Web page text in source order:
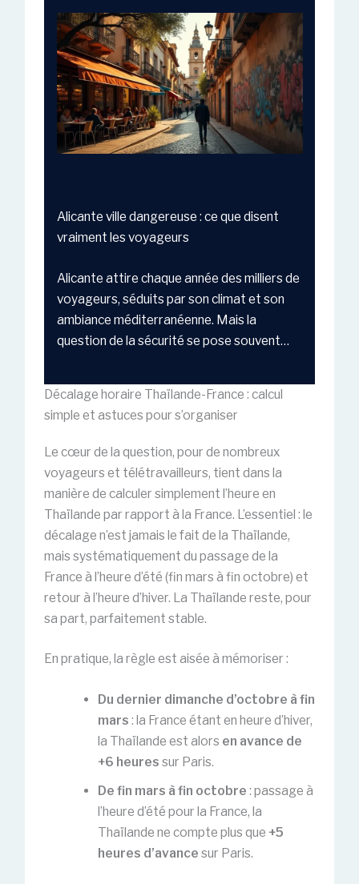
Alicante ville dangereuse : ce que disent
vraiment les voyageurs
Alicante attire chaque année des milliers de
voyageurs, séduits par son climat et son
ambiance méditerranéenne. Mais la
question de la sécurité se pose souvent…
Décalage horaire Thaïlande-France : calcul
simple et astuces pour s’organiser
Le cœur de la question, pour de nombreux
voyageurs et télétravailleurs, tient dans la
manière de calculer simplement l’heure en
Thaïlande par rapport à la France. L’essentiel : le
décalage n’est jamais le fait de la Thaïlande,
mais systématiquement du passage de la
France à l’heure d’été (fin mars à fin octobre) et
retour à l’heure d’hiver. La Thaïlande reste, pour
sa part, parfaitement stable.
En pratique, la règle est aisée à mémoriser :
Du dernier dimanche d’octobre à fin
mars : la France étant en heure d’hiver,
la Thaïlande est alors en avance de
+6 heures sur Paris.
De fin mars à fin octobre : passage à
l’heure d’été pour la France, la
Thaïlande ne compte plus que +5
heures d’avance sur Paris.